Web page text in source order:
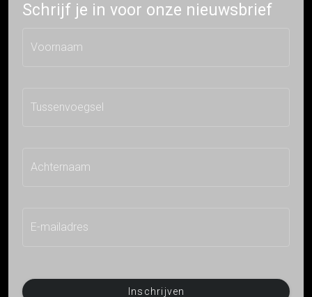
Schrijf je in voor onze nieuwsbrief
Voornaam
Tussenvoegsel
Achternaam
E-mailadres
Inschrijven